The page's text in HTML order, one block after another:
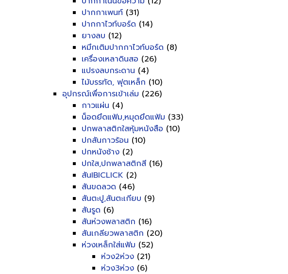
ปากกาเพนท์ (31)
ปากกาไวท์บอร์ด (14)
ยางลบ (12)
หมึกเติมปากกาไวท์บอร์ด (8)
เครื่องเหลาดินสอ (26)
แปรงลบกระดาน (4)
ไม้บรรทัด, ฟุตเหล็ก (10)
อุปกรณ์เพื่อการเข้าเล่ม (226)
กาวแผ่น (4)
น็อดยึดแฟ้ม,หมุดยึดแฟ้ม (33)
ปกพลาสติกใสหุ้มหนังสือ (10)
ปกสันกาวร้อน (10)
ปกหนังช้าง (2)
ปกใส,ปกพลาสติกสี (16)
สันIBICLICK (2)
สันขดลวด (46)
สันตะปู,สันตะเกียบ (9)
สันรูด (6)
สันห่วงพลาสติก (16)
สันเกลียวพลาสติก (20)
ห่วงเหล็กใส่แฟ้ม (52)
ห่วง2ห่วง (21)
ห่วง3ห่วง (6)